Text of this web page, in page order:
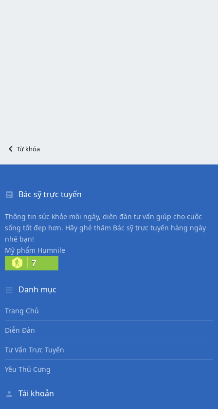
Từ khóa
Bác sỹ trực tuyến
Thông tin sức khỏe mỗi ngày, diễn đàn tư vấn giúp cho cuộc
sống tốt đẹp hơn. Hãy ghé thăm Bác sỹ trực tuyến hàng ngày
nhé bạn!
Mỹ phẩm Humnile
7
Danh mục
Trang Chủ
Diễn Đàn
Tư Vấn Trực Tuyến
Yêu Thú Cưng
Tài khoản